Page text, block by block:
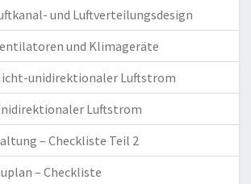
und Luftverteilungsdesign
und Klimageräte
unidirektionaler Luftstrom
Luftstrom
– Checkliste Teil 2
– Checkliste